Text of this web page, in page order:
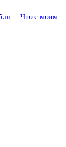
Что с моим